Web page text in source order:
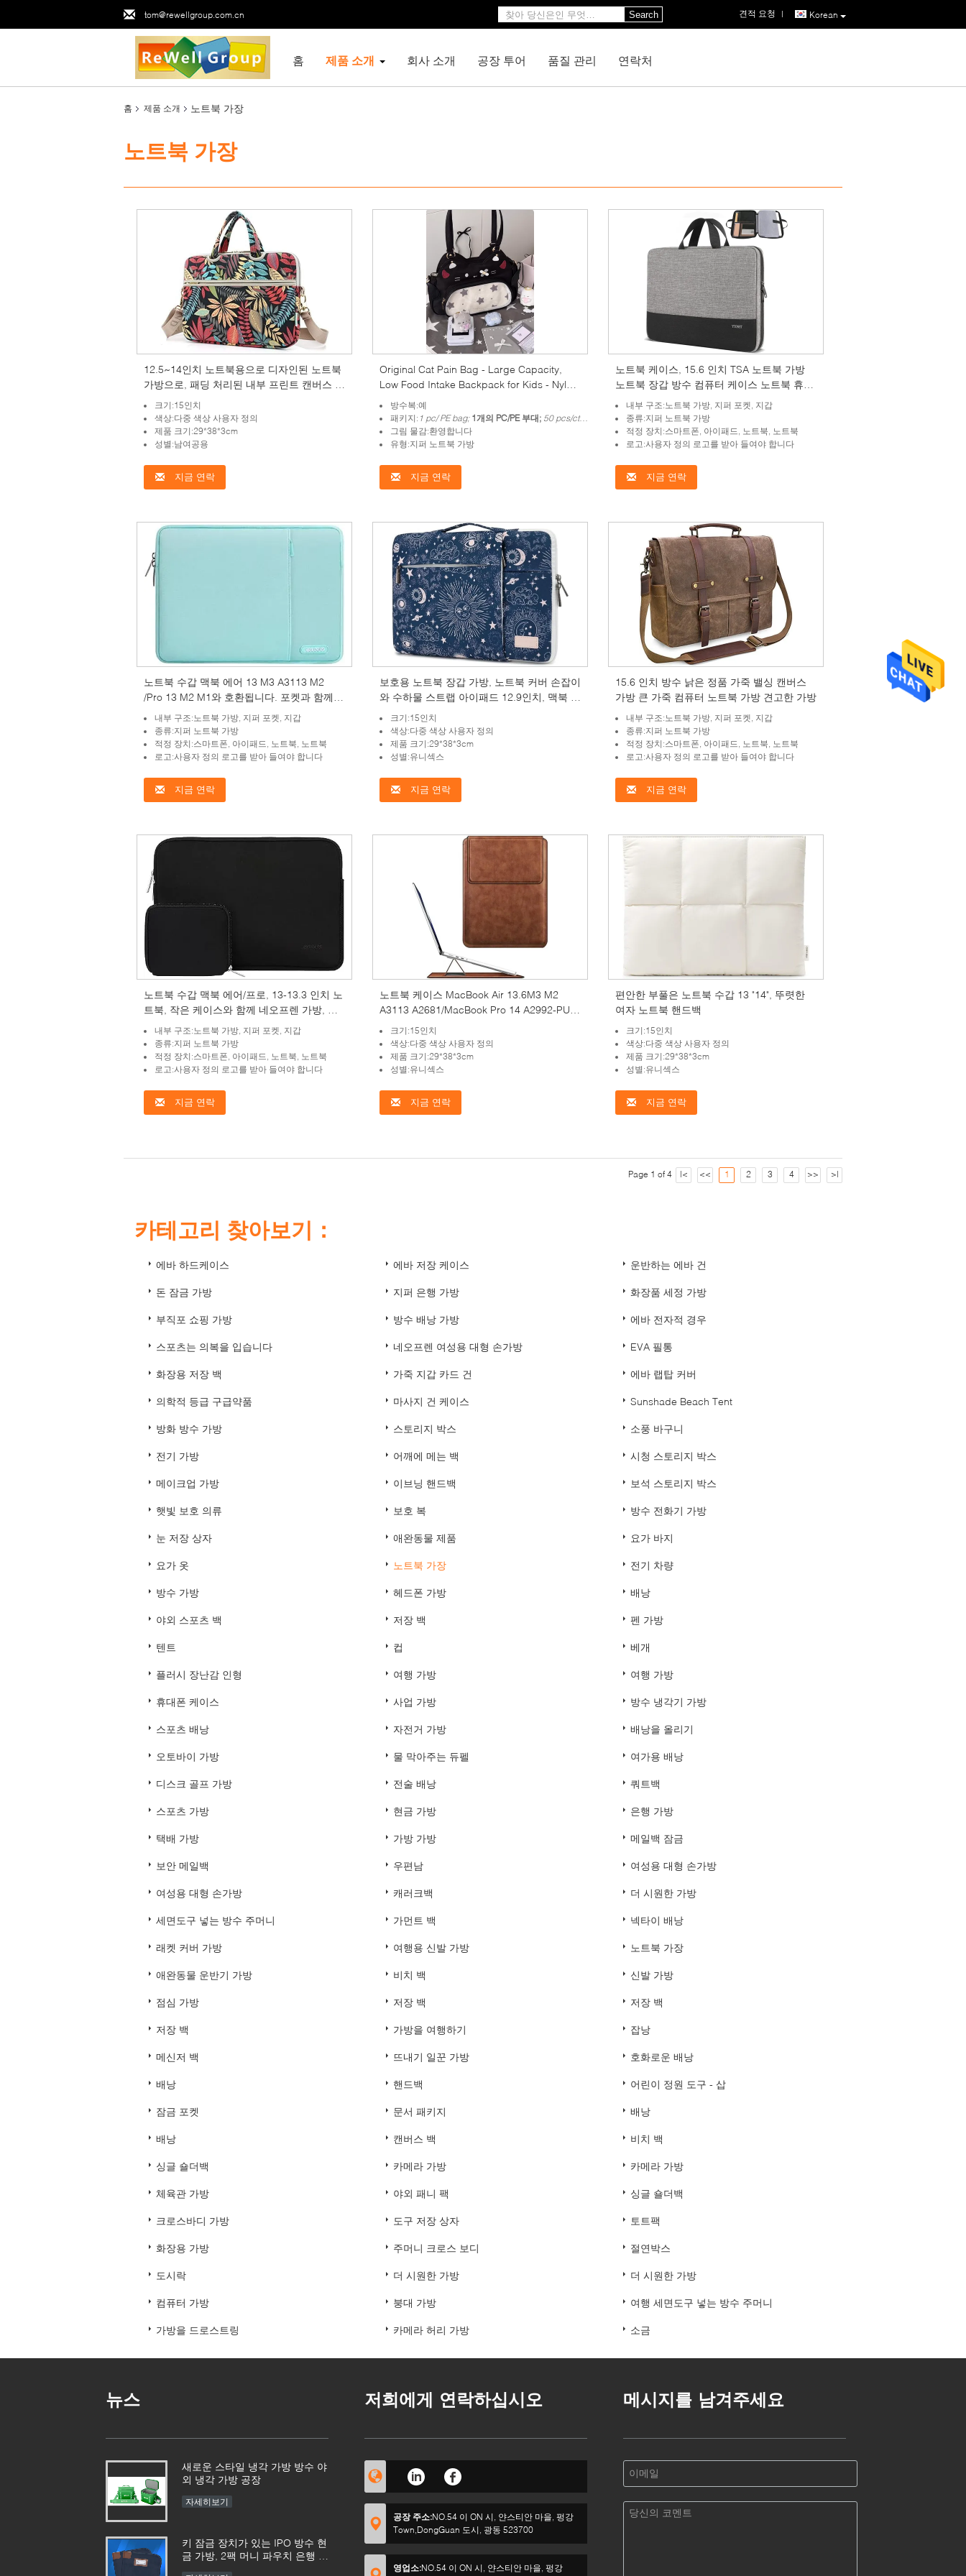
tom@rewellgroup.com.cn Korean
견적 요청 |
Search
홈 제품 소개 회사 소개 공장 투어 품질 관리 연락처
홈 제품 소개 노트북 가장
노트북 가장
12.5~14인치 노트북용으로 디자인된 노트북
가방으로, 패딩 처리된 내부 프린트 캔버스 원
단과 다양한 휴대 옵션을 제공합니다.
크기:15인치
색상:다중 색상 사용자 정의
제품 크기:29*38*3cm
성별:남여공용
지금 연락
Original Cat Pain Bag - Large Capacity,
Low Food Intake Backpack for Kids - Nylon
Crossbody Bag - Cute Student Laptop Bag
방수복:예
패키지: 1 pc/ PE bag; 1개의 PC/PE 부대; 50 pcs/ctn
50 PC/ctn
그림 물감:환영합니다
유형:지퍼 노트북 가방
지금 연락
노트북 케이스, 15.6 인치 TSA 노트북 가방
노트북 장갑 방수 컴퓨터 케이스 노트북 휴대
용 케이스
내부 구조:노트북 가방, 지퍼 포켓, 지갑
종류:지퍼 노트북 가방
적정 장치:스마트폰, 아이패드, 노트북, 노트북
로고:사용자 정의 로고를 받아 들여야 합니다
지금 연락
노트북 수갑 맥북 에어 13 M3 A3113 M2
/Pro 13 M2 M1와 호환됩니다. 포켓과 함께
폴리에스터 수직 케이스, 회색
내부 구조:노트북 가방, 지퍼 포켓, 지갑
종류:지퍼 노트북 가방
적정 장치:스마트폰, 아이패드, 노트북, 노트북
로고:사용자 정의 로고를 받아 들여야 합니다
지금 연락
보호용 노트북 장갑 가방, 노트북 커버 손잡이
와 수하물 스트랩 아이패드 12.9인치, 맥북 프
로 에어 13인치
크기:15인치
색상:다중 색상 사용자 정의
제품 크기:29*38*3cm
성별:유니섹스
지금 연락
15.6 인치 방수 낡은 정품 가죽 밸싱 캔버스
가방 큰 가죽 컴퓨터 노트북 가방 견고한 가방
내부 구조:노트북 가방, 지퍼 포켓, 지갑
종류:지퍼 노트북 가방
적정 장치:스마트폰, 아이패드, 노트북, 노트북
로고:사용자 정의 로고를 받아 들여야 합니다
지금 연락
노트북 수갑 맥북 에어/프로, 13-13.3 인치 노
트북, 작은 케이스와 함께 네오프렌 가방, 애
프리코트와 호환
내부 구조:노트북 가방, 지퍼 포켓, 지갑
종류:지퍼 노트북 가방
적정 장치:스마트폰, 아이패드, 노트북, 노트북
로고:사용자 정의 로고를 받아 들여야 합니다
지금 연락
노트북 케이스 MacBook Air 13.6M3 M2
A3113 A2681/MacBook Pro 14 A2992-PU
스탠드 기능이 있는 가죽 얇은 가방 덮개, 갈
크기:15인치
색상:다중 색상 사용자 정의
제품 크기:29*38*3cm
성별:유니섹스
지금 연락
편안한 부풀은 노트북 수갑 13 "14", 뚜렷한
여자 노트북 핸드백
크기:15인치
색상:다중 색상 사용자 정의
제품 크기:29*38*3cm
성별:유니섹스
지금 연락
Page 1 of 4 |< << 1 2 3 4 >> >|
카테고리 찾아보기：
에바 하드케이스 에바 저장 케이스 운반하는 에바 건
돈 잠금 가방 지퍼 은행 가방 화장품 세정 가방
부직포 쇼핑 가방 방수 배낭 가방 에바 전자적 경우
스포츠는 의복을 입습니다 네오프렌 여성용 대형 손가방 EVA 필통
화장용 저장 백 가죽 지갑 카드 건 에바 랩탑 커버
의학적 등급 구급약품 마사지 건 케이스 Sunshade Beach Tent
방화 방수 가방 스토리지 박스 소풍 바구니
전기 가방 어깨에 메는 백 시청 스토리지 박스
메이크업 가방 이브닝 핸드백 보석 스토리지 박스
햇빛 보호 의류 보호 복 방수 전화기 가방
눈 저장 상자 애완동물 제품 요가 바지
요가 옷 노트북 가장 전기 차량
방수 가방 헤드폰 가방 배낭
야외 스포츠 백 저장 백 펜 가방
텐트 컵 베개
플러시 장난감 인형 여행 가방 여행 가방
휴대폰 케이스 사업 가방 방수 냉각기 가방
스포츠 배낭 자전거 가방 배낭을 올리기
오토바이 가방 물 막아주는 듀펠 여가용 배낭
디스크 골프 가방 전술 배낭 쿼트백
스포츠 가방 현금 가방 은행 가방
택배 가방 가방 가방 메일백 잠금
보안 메일백 우편남 여성용 대형 손가방
여성용 대형 손가방 캐러크백 더 시원한 가방
세면도구 넣는 방수 주머니 가먼트 백 넥타이 배낭
래켓 커버 가방 여행용 신발 가방 노트북 가장
애완동물 운반기 가방 비치 백 신발 가방
점심 가방 저장 백 저장 백
저장 백 가방을 여행하기 잡낭
메신저 백 뜨내기 일꾼 가방 호화로운 배낭
배낭 핸드백 어린이 정원 도구 - 삽
잠금 포켓 문서 패키지 배낭
배낭 캔버스 백 비치 백
싱글 숄더백 카메라 가방 카메라 가방
체육관 가방 야외 패니 팩 싱글 숄더백
크로스바디 가방 도구 저장 상자 토트팩
화장용 가방 주머니 크로스 보디 절연박스
도시락 더 시원한 가방 더 시원한 가방
컴퓨터 가방 붕대 가방 여행 세면도구 넣는 방수 주머니
가방을 드로스트링 카메라 허리 가방 소금
뉴스
새로운 스타일 냉각 가방 방수 야
외 냉각 가방 공장
자세히보기
키 잠금 장치가 있는 IPO 방수 현
금 가방, 2팩 머니 파우치 은행 예
저희에게 연락하십시오
공장 주소:NO.54 이 ON 시, 얀스티안 마을, 펑강
Town,DongGuan 도시, 광동 523700
영업소:NO.54 이 ON 시, 얀스티안 마을, 펑강
메시지를 남겨주세요